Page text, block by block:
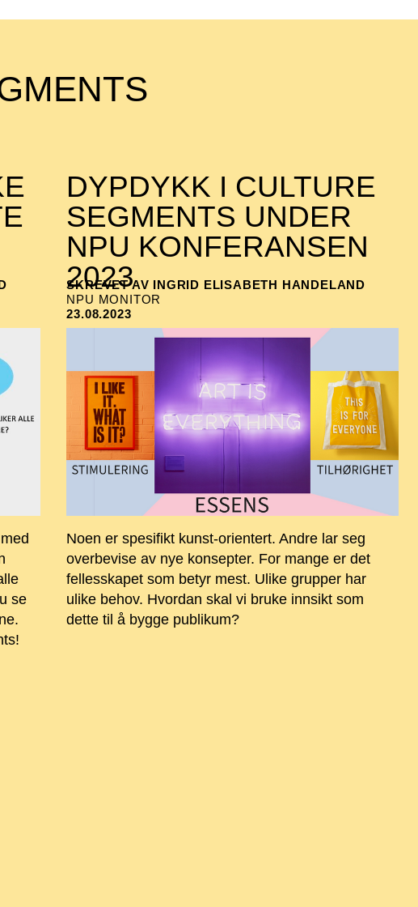
se
DYPDYKK I CULTURE
SEGMENTS UNDER
NPU KONFERANSEN
2023
SKREVET AV INGRID ELISABETH HANDELAND
NPU MONITOR
23.08.2023
Noen er spesifikt kunst-orientert. Andre lar seg
overbevise av nye konsepter. For mange er det
fellesskapet som betyr mest. Ulike grupper har
ulike behov. Hvordan skal vi bruke innsikt som
dette til å bygge publikum?